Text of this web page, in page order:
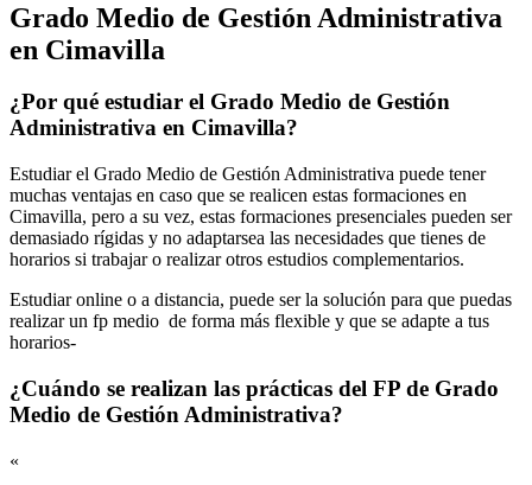
Grado Medio de Gestión Administrativa
en Cimavilla
¿Por qué estudiar el Grado Medio de Gestión
Administrativa en Cimavilla?
Estudiar el Grado Medio de Gestión Administrativa puede tener
muchas ventajas en caso que se realicen estas formaciones en
Cimavilla, pero a su vez, estas formaciones presenciales pueden ser
demasiado rígidas y no adaptarsea las necesidades que tienes de
horarios si trabajar o realizar otros estudios complementarios.
Estudiar online o a distancia, puede ser la solución para que puedas
realizar un fp medio de forma más flexible y que se adapte a tus
horarios-
¿Cuándo se realizan las prácticas del FP de Grado
Medio de Gestión Administrativa?
«